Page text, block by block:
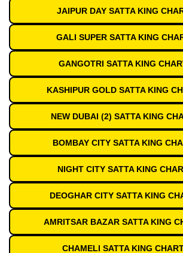
JAIPUR DAY SATTA KING
GALI SUPER SATTA KING
GANGOTRI SATTA KING
KASHIPUR GOLD SATTA KING
NEW DUBAI (2) SATTA KING
BOMBAY CITY SATTA KING
NIGHT CITY SATTA KING
DEOGHAR CITY SATTA KING
AMRITSAR BAZAR SATTA KING
CHAMELI SATTA KING